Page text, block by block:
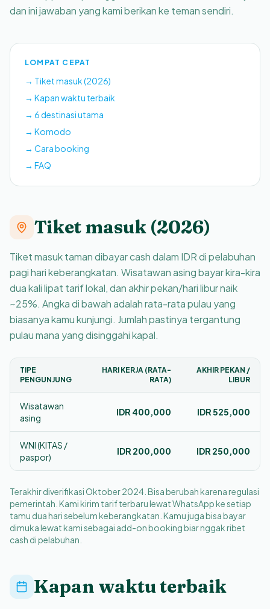
dan ini jawaban yang kami berikan ke teman sendiri.
LOMPAT CEPAT
→ Tiket masuk (2026)
→ Kapan waktu terbaik
→ 6 destinasi utama
→ Komodo
→ Cara booking
→ FAQ
Tiket masuk (2026)
Tiket masuk taman dibayar cash dalam IDR di pelabuhan
pagi hari keberangkatan. Wisatawan asing bayar kira-kira
dua kali lipat tarif lokal, dan akhir pekan/hari libur naik
~25%. Angka di bawah adalah rata-rata pulau yang
biasanya kamu kunjungi. Jumlah pastinya tergantung
pulau mana yang disinggahi kapal.
TIPE
PENGUNJUNG
HARI KERJA (RATA-
RATA)
AKHIR PEKAN /
LIBUR
Wisatawan
asing
IDR 400,000 IDR 525,000
WNI (KITAS /
paspor)
IDR 200,000 IDR 250,000
Terakhir diverifikasi Oktober 2024. Bisa berubah karena regulasi
pemerintah. Kami kirim tarif terbaru lewat WhatsApp ke setiap
tamu dua hari sebelum keberangkatan. Kamu juga bisa bayar
dimuka lewat kami sebagai add-on booking biar nggak ribet
cash di pelabuhan.
Kapan waktu terbaik